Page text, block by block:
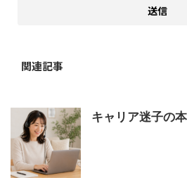
関連記事
キャリア迷子の